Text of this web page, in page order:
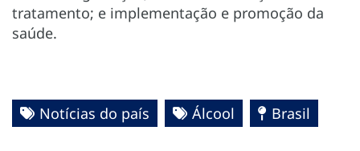
tratamento; e implementação e promoção da
saúde.
Notícias do país Álcool Brasil